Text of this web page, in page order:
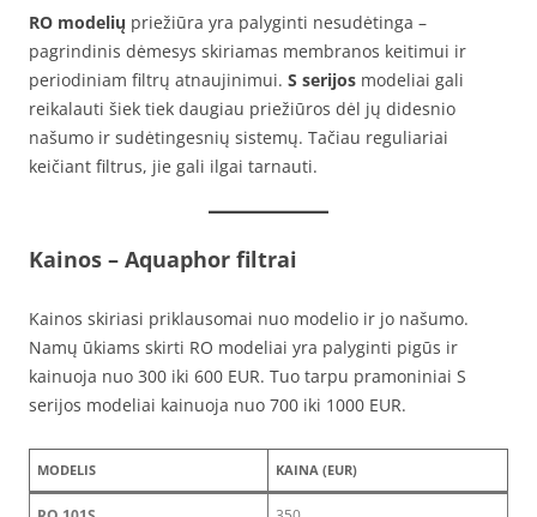
RO modelių priežiūra yra palyginti nesudėtinga –
pagrindinis dėmesys skiriamas membranos keitimui ir
periodiniam filtrų atnaujinimui. S serijos modeliai gali
reikalauti šiek tiek daugiau priežiūros dėl jų didesnio
našumo ir sudėtingesnių sistemų. Tačiau reguliariai
keičiant filtrus, jie gali ilgai tarnauti.
Kainos – Aquaphor filtrai
Kainos skiriasi priklausomai nuo modelio ir jo našumo.
Namų ūkiams skirti RO modeliai yra palyginti pigūs ir
kainuoja nuo 300 iki 600 EUR. Tuo tarpu pramoniniai S
serijos modeliai kainuoja nuo 700 iki 1000 EUR.
MODELIS KAINA (EUR)